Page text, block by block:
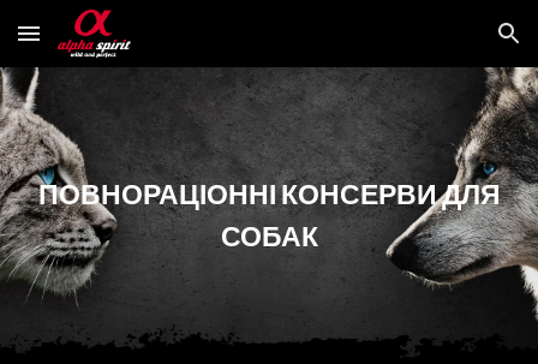
Skip to main content Skip to navigation
ПОВНОРАЦІОННІ КОНСЕРВИ ДЛЯ
СОБАК